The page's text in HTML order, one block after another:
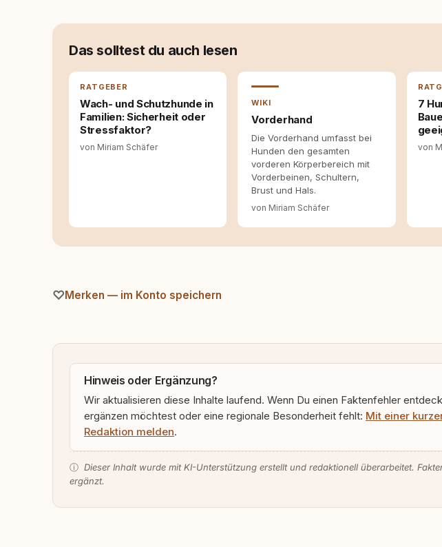
betreue die Social-Media-Kanäle. Mein Blick richtet sich dabei immer auf das
dass sie verständlich, fundiert und für unsere Leser wirklich hilfreich sind?
allein nicht ausreichen. Gute Entscheidungen entstehen dort, wo
Bereitschaft zum Hinterfragen zusammenkommen. Mit meinen Texten
Das solltest du auch lesen
RATGEBER
Wach- und Schutzhunde in
Familien: Sicherheit oder
Stressfaktor?
von Miriam Schäfer
WIKI
Vorderhand
Die Vorderhand umfasst bei
Hunden den gesamten
vorderen Körperbereich mit
Vorderbeinen, Schultern,
Brust und Hals.
von Miriam Schäfer
7
von
Merken — im Konto speichern
Hinweis oder Ergänzung?
Wir aktualisieren diese Inhalte laufend. Wenn Du einen Faktenfehler
ergänzen möchtest oder eine regionale Besonderheit fehlt: Mit einer
Redaktion melden.
ⓘ Dieser Inhalt wurde mit KI-Unterstützung erstellt und redaktionell überarbeitet.
ergänzt.